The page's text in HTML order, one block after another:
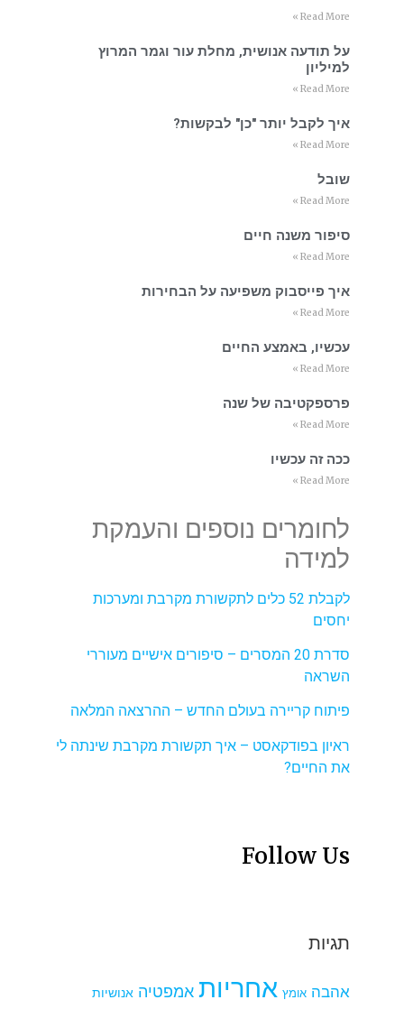
Read More »
על תודעה אנושית, מחלת עור וגמר המרוץ
למיליון
Read More »
איך לקבל יותר "כן" לבקשות?
Read More »
שובל
Read More »
סיפור משנה חיים
Read More »
איך פייסבוק משפיעה על הבחירות
Read More »
עכשיו, באמצע החיים
Read More »
פרספקטיבה של שנה
Read More »
ככה זה עכשיו
Read More »
לחומרים נוספים והעמקת
למידה
לקבלת 52 כלים לתקשורת מקרבת ומערכות
יחסים
סדרת 20 המסרים – סיפורים אישיים מעוררי
השראה
פיתוח קריירה בעולם החדש – ההרצאה המלאה
ראיון בפודקאסט – איך תקשורת מקרבת שינתה לי
את החיים?
Follow Us
תגיות
אהבה אומץ אחריות אמפטיה אנושיות